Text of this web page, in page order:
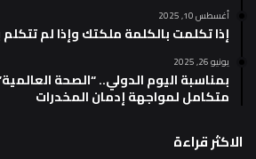
أغسطس 10, 2025
إذا تكلمت بالكلمة ملكتك وإذا لم
يونيو 26, 2025
بمناسبة اليوم الدولي.. “الصحة
متكامل لمواجهة إدمان المخدرات
الاكثر قراءة